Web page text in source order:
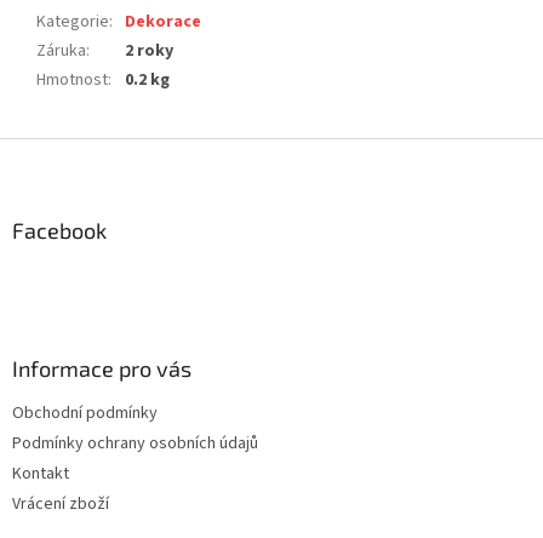
Kategorie: Dekorace
Záruka:
2 roky
Hmotnost: 0.2 kg
Facebook
Informace pro vás
Obchodní podmínky
Podmínky ochrany osobních údajů
Kontakt
Vrácení zboží